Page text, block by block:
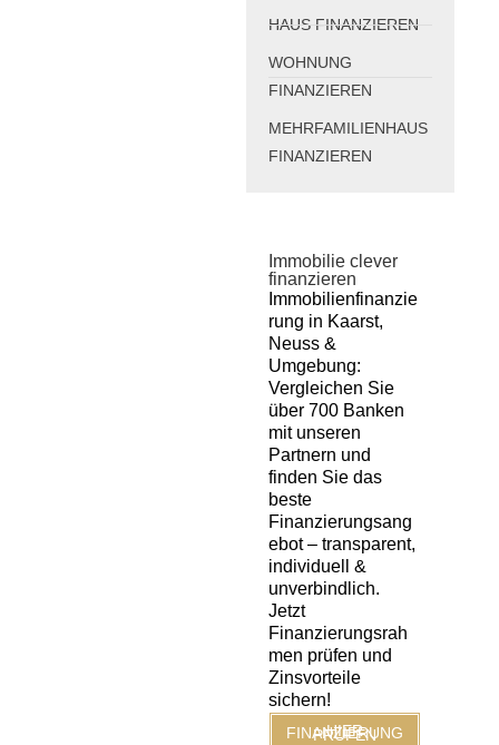
HAUS FINANZIEREN
WOHNUNG
FINANZIEREN
MEHRFAMILIENHAUS
FINANZIEREN
Immobilie clever
finanzieren
Immobilienfinanzie
rung in Kaarst,
Neuss &
Umgebung:
Vergleichen Sie
über 700 Banken
mit unseren
Partnern und
finden Sie das
beste
Finanzierungsang
ebot – transparent,
individuell &
unverbindlich.
Jetzt
Finanzierungsrah
men prüfen und
Zinsvorteile
sichern!
HIER FINANZIERUNG PRÜFEN